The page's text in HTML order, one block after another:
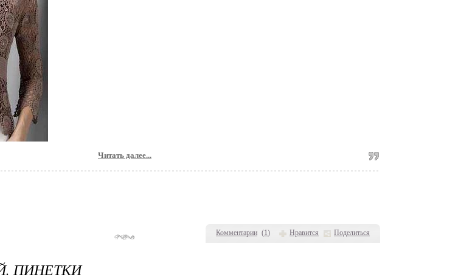
Комментарии (1) Нравится Поделиться
Читать далее...
ПИНЕТКИ